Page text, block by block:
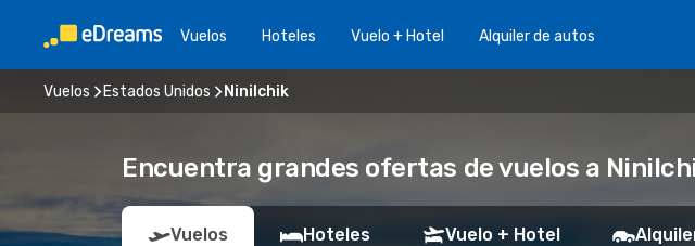
Vuelos Hoteles Vuelo + Hotel Alquiler de autos
Vuelos Estados Unidos Ninilchik
Encuentra grandes ofertas de vuelos a
Vuelos Hoteles Vuelo + Hotel